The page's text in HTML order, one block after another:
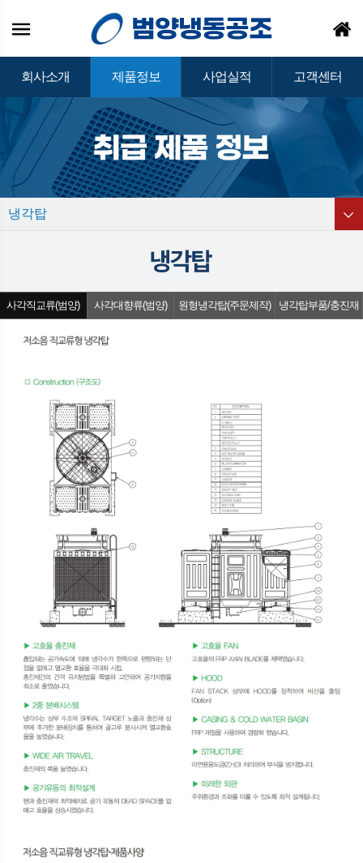
회사소개 제품정보 사업실적 고객센터
냉각탑
사각직교류(범양) 사각대향류(범양) 원형냉각탑(주문제작) 냉각탑부품/충진재